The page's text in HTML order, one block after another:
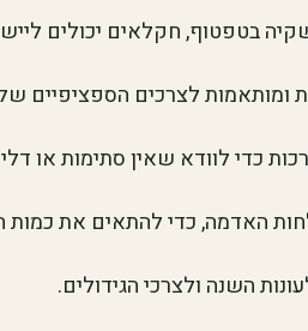
בטפטוף, חקלאים יכולים
ומותאמות לצרכים הספציפיים
כדי לוודא שאין סתימות או
האדמה, כדי להתאים את
השנה ולצרכי הגידולים.